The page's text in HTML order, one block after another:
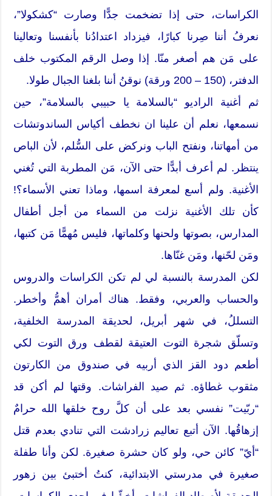
الكراسات، حتى إذا تضخمت جدًّا وصارت “كشكولا”،
نعرفُ أننا صِرنا كبارًا، فيزداد اعتدادُنا بأنفسنا وتعالينا
على مَن هم أصغر منّا. إذا وصل الرقم المكتوب خلف
الدفتر، (150 – 200 ورقة) نوقنُ أننا بلغنا الجبال طولا.
ثم أغنية الراديو “بالسلامة يا حبيبي بالسلامة”، حين
نسمعها، نعلم أن علينا ان نخطف أكياس الساندوتشات
من أمهاتنا، ونفتح الباب ونركض على السُّلم، لأن الباص
ينتظر. لم أعرف أبدًّا حتى الآن، مَن المطربة التي تُغني
الأغنية. ولم أسع لمعرفة اسمها، وماذا تعني الأسماء؟!
كأن تلك الأغنية نزلت من السماء من أجل أطفال
المدارس، بصوتها ولحنها وكلماتها، فليس مُهمًّا مَن كتبها،
ومَن لحّنها، ومَن غنّاها.
لكن المدرسة بالنسبة لي لم تكن الكراسات والدروس
والحساب والعربي، وفقط. هناك أمران أهمُّ وأخطر.
التسللُ، في شهر أبريل، لحديقة المدرسة الخلفية،
وتسلّق شجرة التوت العتيقة لقطف ورق التوت لكي
أطعم دود القز الذي أربيه في صندوق من الكارتون
مثقوب غطاؤه. ثم صيد الفراشات. وقتها لم أكن قد
“ربّيت” نفسي بعد على أن كلَّ روح خلقها الله حرامٌ
إزهاقُها. الآن أتبع تعاليم زرادشت التي تنادي بعدم قتل
“أيّ” كائن حي، ولو كان حشرة صغيرة. لكن وأنا طفلة
صغيرة في مدرستي الابتدائية، كنتُ أختبئ بين زهور